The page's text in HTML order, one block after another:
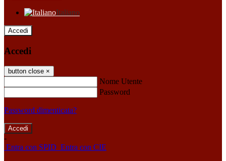
Italiano
Accedi
Accedi
button close ×
Nome Utente
Password
Password dimenticata?
-
Entra con SPID Entra con CIE